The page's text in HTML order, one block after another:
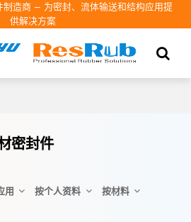
造商 – 为密封、流体输送和结构应用提
供解决方案
密封件
用 按个人资料
按材料